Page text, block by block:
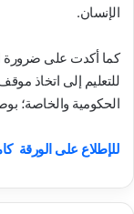
الإنسان.
كما أكدت على ضرورة
للتعليم إلى اتخاذ
الحكومية والخاصة؛
للإطلاع على الورقة